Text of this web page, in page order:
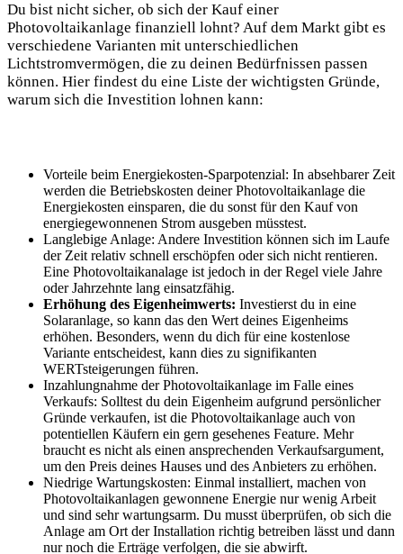
Du bist‍ nicht sicher, ob sich ⁢der Kauf einer
Photovoltaikanlage finanziell lohnt? ‍Auf dem Markt gibt es
verschiedene Varianten ⁢mit unterschiedlichen
Lichtstromvermögen, die zu deinen⁢ Bedürfnissen passen
können. Hier findest⁣ du eine Liste der wichtigsten Gründe,
warum sich die Investition lohnen ‍kann:
Vorteile beim Energiekosten-Sparpotenzial: In absehbarer Zeit⁢
werden‌ die Betriebskosten deiner Photovoltaikanlage die
Energiekosten einsparen, die du sonst ⁣für ‌den‍ Kauf ‍von
energiegewonnenen Strom ausgeben müsstest.
Langlebige Anlage: ⁤Andere Investition können sich‌ im Laufe
der ⁢Zeit relativ schnell erschöpfen ⁣oder sich nicht rentieren.
Eine Photovoltaikanalage ist jedoch in der Regel viele⁢ Jahre
oder Jahrzehnte ‍lang einsatzfähig.
Erhöhung ⁣des ⁢Eigenheimwerts: Investierst ⁢du in eine
Solaranlage, so kann das den Wert ⁤deines Eigenheims⁢
erhöhen. Besonders, wenn du dich ‍für eine kostenlose
Variante‌ entscheidest, kann dies zu signifikanten
WERTsteigerungen führen.
Inzahlungnahme der Photovoltaikanlage im Falle⁣ eines
Verkaufs: Solltest ​du dein Eigenheim aufgrund persönlicher
Gründe verkaufen,⁤ ist die Photovoltaikanlage auch von
potentiellen Käufern ein gern gesehenes Feature. Mehr‌
braucht es nicht als​ einen ansprechenden Verkaufsargument,
um den ⁣Preis deines Hauses‍ und des⁢ Anbieters zu erhöhen.
Niedrige Wartungskosten: Einmal installiert, machen ⁢von
Photovoltaikanlagen gewonnene​ Energie nur wenig Arbeit
und sind ​sehr wartungsarm. Du musst überprüfen, ob sich die
Anlage am Ort der Installation richtig betreiben lässt und‍ dann
nur noch ‌die Erträge verfolgen, ​die sie ⁣abwirft.